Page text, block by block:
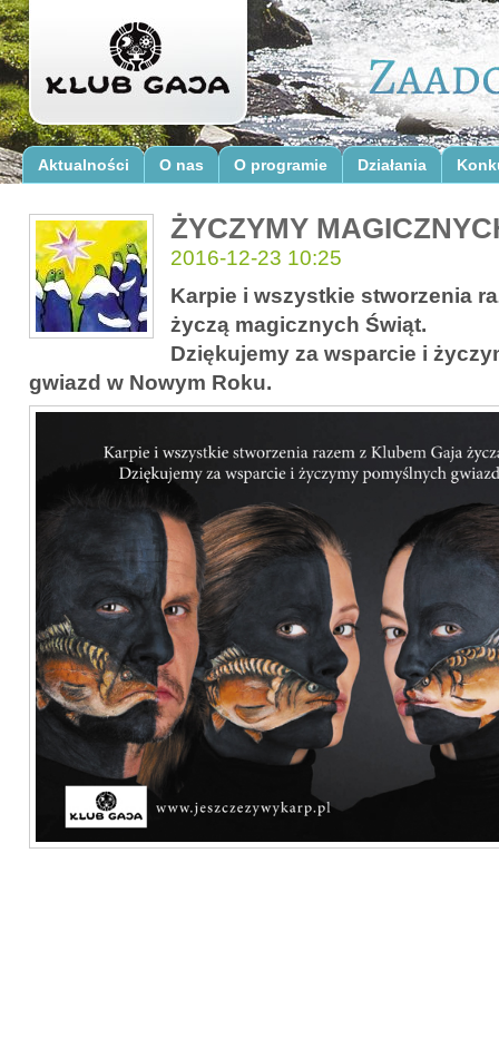
Aktualności O nas O programie Działania
ŻYCZYMY
2016-12-23 10:25
Karpie i wszystkie stworzenia
życzą magicznych Świąt.
Dziękujemy za wsparcie i
gwiazd w Nowym Roku.